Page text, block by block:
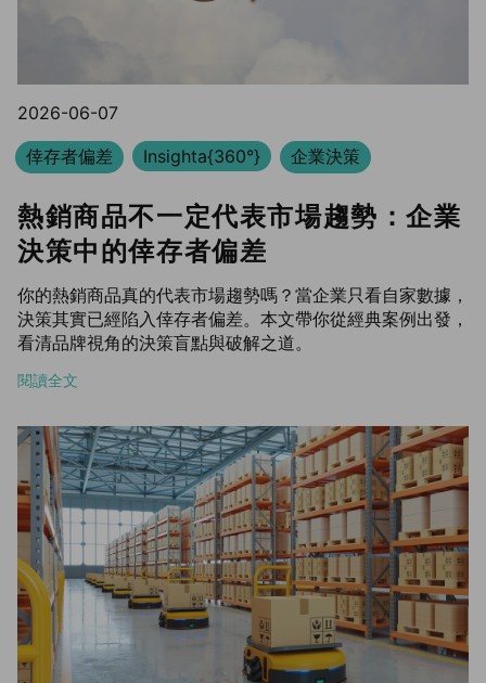
2026-06-07
倖存者偏差
Insighta{360°} 企業決策
熱銷商品不一定代表市場趨勢：企業
決策中的倖存者偏差
你的熱銷商品真的代表市場趨勢嗎？當企業只看自家數據，
決策其實已經陷入倖存者偏差。本文帶你從經典案例出發，
看清品牌視角的決策盲點與破解之道。
閱讀全文